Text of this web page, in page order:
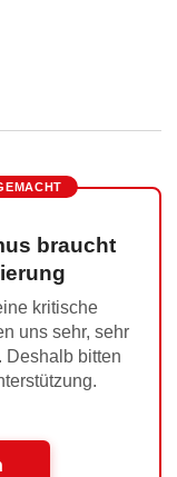
braucht
kritische
uns sehr, sehr
Deshalb bitten